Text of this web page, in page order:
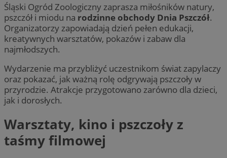
Śląski Ogród Zoologiczny zaprasza miłośników natury,
pszczół i miodu na rodzinne obchody Dnia Pszczół.
Organizatorzy zapowiadają dzień pełen edukacji,
kreatywnych warsztatów, pokazów i zabaw dla
najmłodszych.
Wydarzenie ma przybliżyć uczestnikom świat zapylaczy
oraz pokazać, jak ważną rolę odgrywają pszczoły w
przyrodzie. Atrakcje przygotowano zarówno dla dzieci,
jak i dorosłych.
Warsztaty, kino i pszczoły z
taśmy filmowej